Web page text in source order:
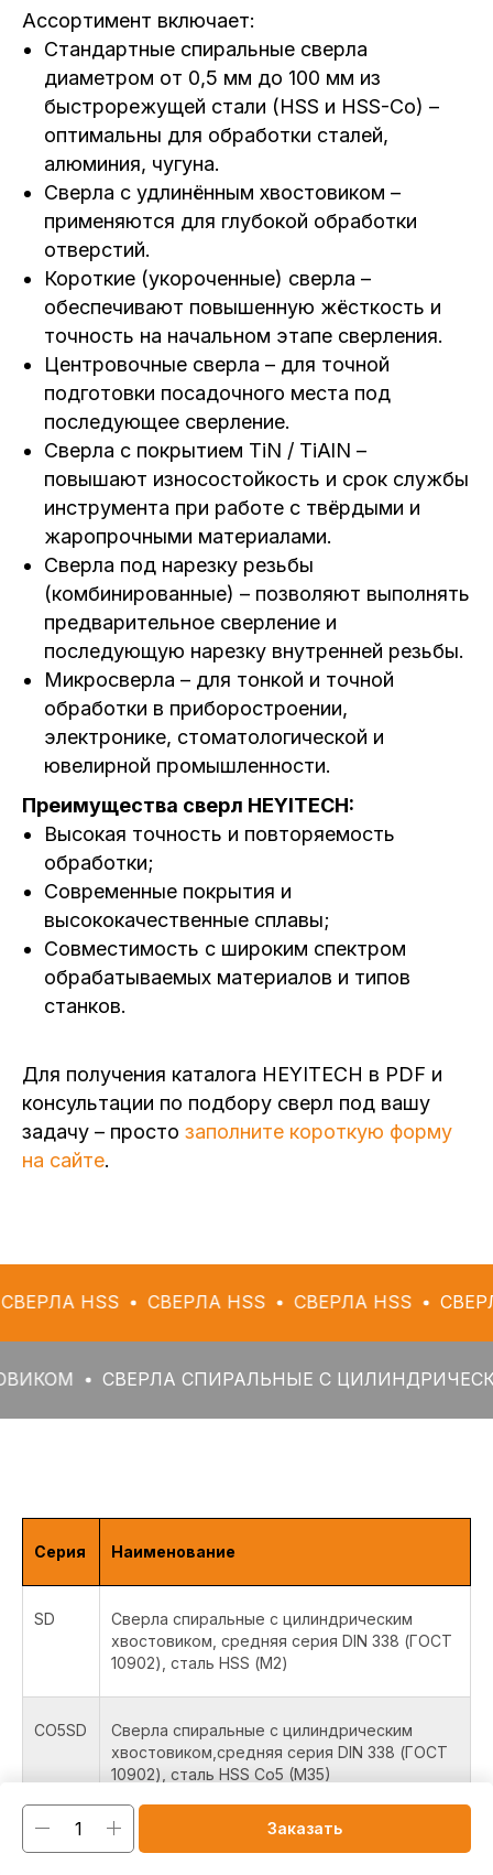
Ассортимент включает:
Стандартные спиральные сверла
диаметром от 0,5 мм до 100 мм из
быстрорежущей стали (HSS и HSS-Co) –
оптимальны для обработки сталей,
алюминия, чугуна.
Сверла с удлинённым хвостовиком –
применяются для глубокой обработки
отверстий.
Короткие (укороченные) сверла –
обеспечивают повышенную жёсткость и
точность на начальном этапе сверления.
Центровочные сверла – для точной
подготовки посадочного места под
последующее сверление.
Сверла с покрытием TiN / TiAlN –
повышают износостойкость и срок службы
инструмента при работе с твёрдыми и
жаропрочными материалами.
Сверла под нарезку резьбы
(комбинированные) – позволяют выполнять
предварительное сверление и
последующую нарезку внутренней резьбы.
Микросверла – для тонкой и точной
обработки в приборостроении,
электронике, стоматологической и
ювелирной промышленности.
Преимущества сверл HEYITECH:
Высокая точность и повторяемость
обработки;
Современные покрытия и
высококачественные сплавы;
Совместимость с широким спектром
обрабатываемых материалов и типов
станков.
Для получения каталога HEYITECH в PDF и
консультации по подбору сверл под вашу
задачу – просто заполните короткую форму
на сайте.
СВЕРЛА HSS СВЕРЛА HSS СВЕРЛА HSS
СВЕРЛА СПИРАЛЬНЫЕ С ЦИЛИНДРИЧЕСКИМ
Серия Наименование
SD
Сверла спиральные с цилиндрическим
хвостовиком, средняя серия DIN 338 (ГОСТ
10902), сталь HSS (М2)
CO5SD
Сверла спиральные с цилиндрическим
хвостовиком,средняя серия DIN 338 (ГОСТ
10902), сталь HSS Co5 (M35)
CO8SD
Сверла спиральные с цилиндрическим
Заказать